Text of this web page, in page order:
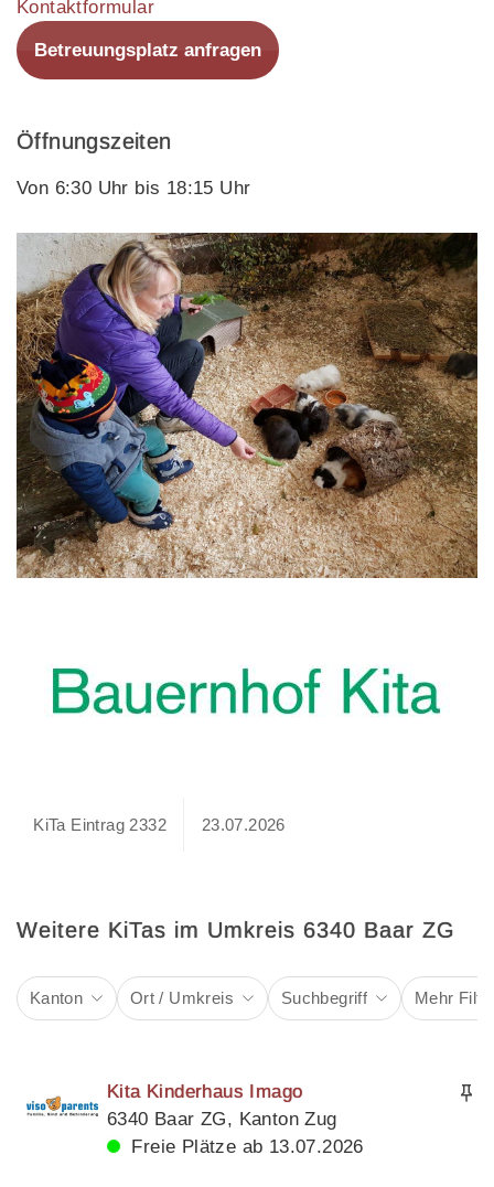
Kontaktformular
Betreuungsplatz anfragen
Öffnungszeiten
Von 6:30 Uhr bis 18:15 Uhr
KiTa Eintrag 2332 23.07.2026
Weitere KiTas im Umkreis 6340 Baar ZG
Kanton Ort / Umkreis Suchbegriff Mehr
Kita Kinderhaus Imago
6340 Baar ZG, Kanton Zug
Freie Plätze ab 13.07.2026